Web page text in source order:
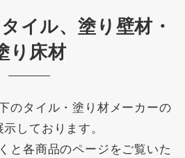
イル、塗り壁材・
り床材
のタイル・塗り材メーカーの
しております。
と各商品のページをご覧いた